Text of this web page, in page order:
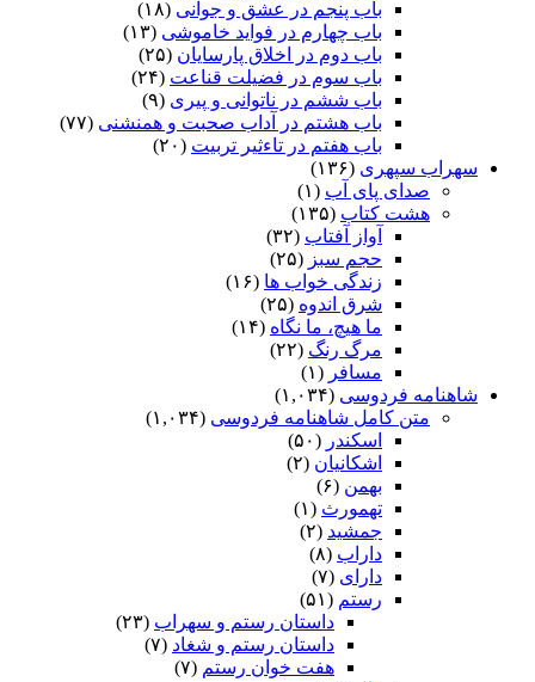
باب پنجم در عشق و جوانى (۱۸)
باب چهارم در فواید خاموشى (۱۳)
باب دوم در اخلاق پارسایان (۲۵)
باب سوم در فضیلت قناعت (۲۴)
باب ششم در ناتوانى و پیرى (۹)
باب هشتم در آداب صحبت و همنشنى (۷۷)
باب هفتم در تاءثیر تربیت (۲۰)
سهراب سپهری (۱۳۶)
صدای پای آب (۱)
هشت کتاب (۱۳۵)
آواز آفتاب (۳۲)
حجم سبز (۲۵)
زندگی خواب ها (۱۶)
شرق اندوه (۲۵)
ما هیچ، ما نگاه (۱۴)
مرگ رنگ (۲۲)
مسافر (۱)
شاهنامه فردوسی (۱,۰۳۴)
متن کامل شاهنامه فردوسی (۱,۰۳۴)
اسکندر (۵۰)
اشکانیان (۲)
بهمن (۶)
تهمورث (۱)
جمشید (۲)
داراب (۸)
دارای (۷)
رستم (۵۱)
داستان رستم و سهراب (۲۳)
داستان رستم و شغاد (۷)
هفت خوان رستم‏ (۷)